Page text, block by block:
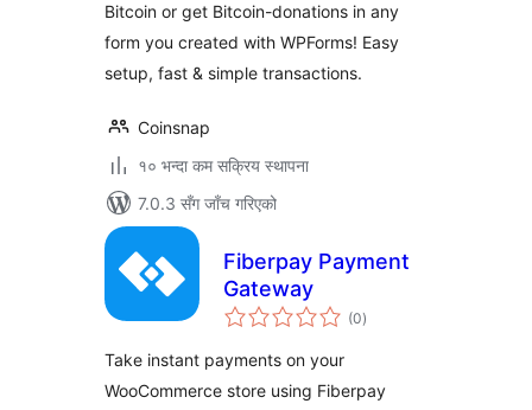
Bitcoin or get Bitcoin-donations in any
form you created with WPForms! Easy
setup, fast & simple transactions.
Coinsnap
१० भन्दा कम सक्रिय स्थापना
7.0.3 सँग जाँच गरिएको
Fiberpay Payment
Gateway
(0कुल
रेटिङ्गहरू
)
Take instant payments on your
WooCommerce store using Fiberpay